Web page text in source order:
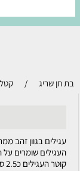
בת חן שריג /
עגילים בגוון זהב
העגילים שומרים על
קוטר העגילים כ2.5 ס"מ